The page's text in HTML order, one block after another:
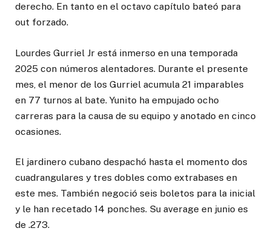
derecho. En tanto en el octavo capítulo bateó para
out forzado.
Lourdes Gurriel Jr está inmerso en una temporada
2025 con números alentadores. Durante el presente
mes, el menor de los Gurriel acumula 21 imparables
en 77 turnos al bate. Yunito ha empujado ocho
carreras para la causa de su equipo y anotado en cinco
ocasiones.
El jardinero cubano despachó hasta el momento dos
cuadrangulares y tres dobles como extrabases en
este mes. También negoció seis boletos para la inicial
y le han recetado 14 ponches. Su average en junio es
de .273.